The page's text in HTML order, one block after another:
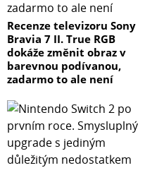
Recenze televizoru Sony
Bravia 7 II. True RGB
dokáže změnit obraz v
barevnou podívanou,
zadarmo to ale není